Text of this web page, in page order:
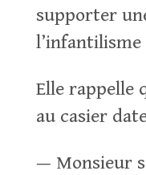
supporter
l’infantilisme
Elle rappelle
au casier
— Monsieur